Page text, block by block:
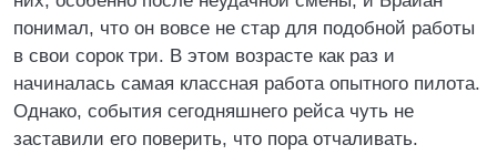
понимал, что он вовсе не стар для подобной работы
в свои сорок три. В этом возрасте как раз и
начиналась самая классная работа опытного пилота.
Однако, события сегодняшнего рейса чуть не
заставили его поверить, что пора отчаливать.